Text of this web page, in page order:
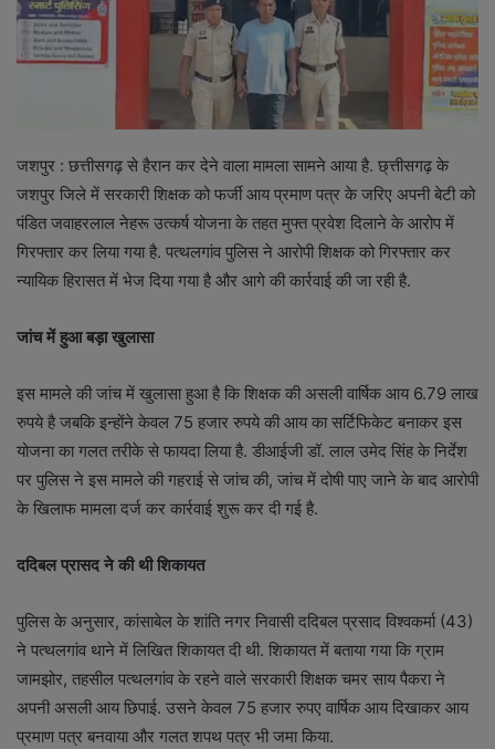
जशपुर : छत्तीसगढ़ से हैरान कर देने वाला मामला सामने आया है. छ्त्तीसगढ़ के
जशपुर जिले में सरकारी शिक्षक को फर्जी आय प्रमाण पत्र के जरिए अपनी बेटी को
पंडित जवाहरलाल नेहरू उत्कर्ष योजना के तहत मुफ्त प्रवेश दिलाने के आरोप में
गिरफ्तार कर लिया गया है. पत्थलगांव पुलिस ने आरोपी शिक्षक को गिरफ्तार कर
न्यायिक हिरासत में भेज दिया गया है और आगे की कार्रवाई की जा रही है.
जांच में हुआ बड़ा खुलासा
इस मामले की जांच में खुलासा हुआ है कि शिक्षक की असली वार्षिक आय 6.79 लाख
रुपये है जबकि इन्होंने केवल 75 हजार रुपये की आय का सर्टिफिकेट बनाकर इस
योजना का गलत तरीके से फायदा लिया है. डीआईजी डॉ. लाल उमेद सिंह के निर्देश
पर पुलिस ने इस मामले की गहराई से जांच की, जांच में दोषी पाए जाने के बाद आरोपी
के खिलाफ मामला दर्ज कर कार्रवाई शुरू कर दी गई है.
ददिबल प्रासद ने की थी शिकायत
पुलिस के अनुसार, कांसाबेल के शांति नगर निवासी ददिबल प्रसाद विश्वकर्मा (43)
ने पत्थलगांव थाने में लिखित शिकायत दी थी. शिकायत में बताया गया कि ग्राम
जामझोर, तहसील पत्थलगांव के रहने वाले सरकारी शिक्षक चमर साय पैकरा ने
अपनी असली आय छिपाई. उसने केवल 75 हजार रुपए वार्षिक आय दिखाकर आय
प्रमाण पत्र बनवाया और गलत शपथ पत्र भी जमा किया.